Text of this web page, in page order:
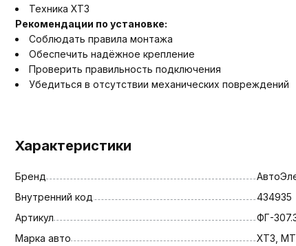
Техника ХТЗ
Рекомендации по установке:
Соблюдать правила монтажа
Обеспечить надёжное крепление
Проверить правильность подключения
Убедиться в отсутствии механических повреждений
Характеристики
Бренд
Внутренний код
434935
Артикул
ФГ-
Марка авто
ХТЗ,